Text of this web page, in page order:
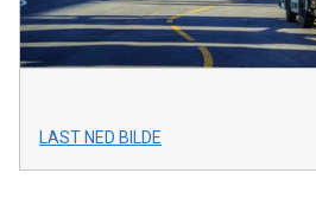
LAST NED BILDE